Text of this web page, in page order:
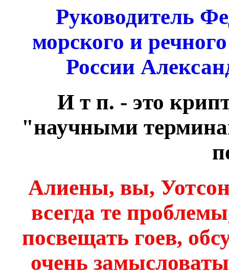
Руководитель
морского и
России
И т п. - это
"научными
Алиены, вы,
всегда те
посвещать гоев,
очень